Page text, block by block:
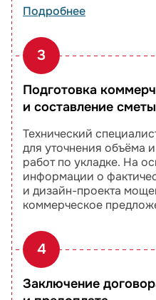
Подробнее
3
Подготовка
и составление
Технический
для уточнения объёма
работ по укладке. На
информации о
и дизайн-проекта
коммерческое
4
Заключение